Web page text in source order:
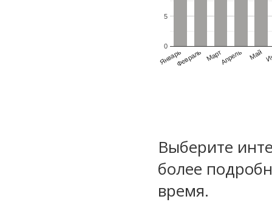
ЯнварьФевраль МартАпрель Май
0
5
Выберите
более
время.